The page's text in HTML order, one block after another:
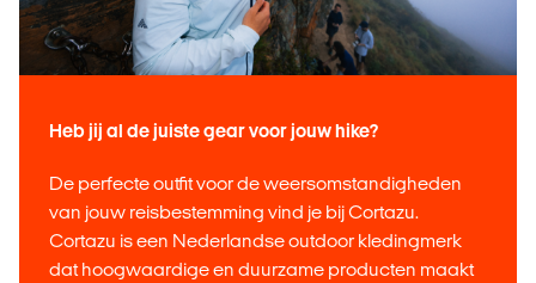
Heb jij al de juiste gear voor jouw hike?
De perfecte outfit voor de weersomstandigheden
van jouw reisbestemming vind je bij Cortazu.
Cortazu is een Nederlandse outdoor kledingmerk
dat hoogwaardige en duurzame producten maakt